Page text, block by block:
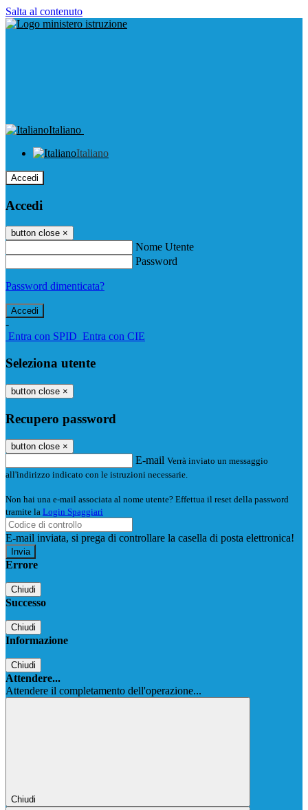
Salta al contenuto
Italiano
Italiano
Accedi
Accedi
button close ×
Nome Utente
Password
Password dimenticata?
-
Entra con SPID Entra con CIE
Seleziona utente
button close ×
Recupero password
button close ×
E-mail Verrà inviato un messaggio
all'indirizzo indicato con le istruzioni necessarie.
Non hai una e-mail associata al nome utente? Effettua il reset della password
tramite la Login Spaggiari
E-mail inviata, si prega di controllare la casella di posta elettronica!
Errore
Chiudi
Successo
Chiudi
Informazione
Chiudi
Attendere...
Attendere il completamento dell'operazione...
Chiudi